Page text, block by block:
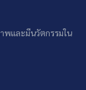
พและมีนวัตกรรมใน